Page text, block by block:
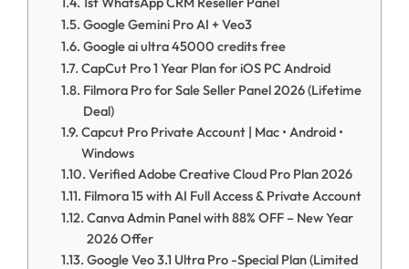
Google Gemini Pro AI + Veo3
Google ai ultra 45000 credits free
CapCut Pro 1 Year Plan for iOS PC Android
Filmora Pro for Sale Seller Panel 2026 (Lifetime
Deal)
Capcut Pro Private Account | Mac • Android •
Windows
Verified Adobe Creative Cloud Pro Plan 2026
Filmora 15 with AI Full Access & Private Account
Canva Admin Panel with 88% OFF – New Year
2026 Offer
Google Veo 3.1 Ultra Pro -Special Plan (Limited